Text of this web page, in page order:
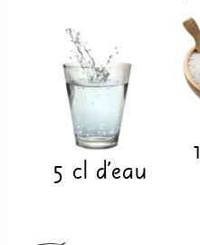
5 cl d'eau
1